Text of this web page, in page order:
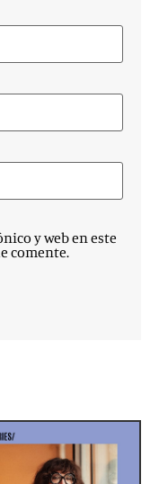
y web en este
comente.